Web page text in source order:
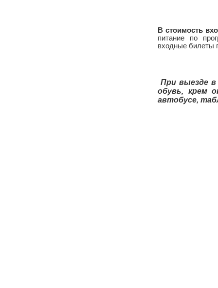
В стоимость
питание по
входные билеты
При выезде
обувь, крем
автобусе,